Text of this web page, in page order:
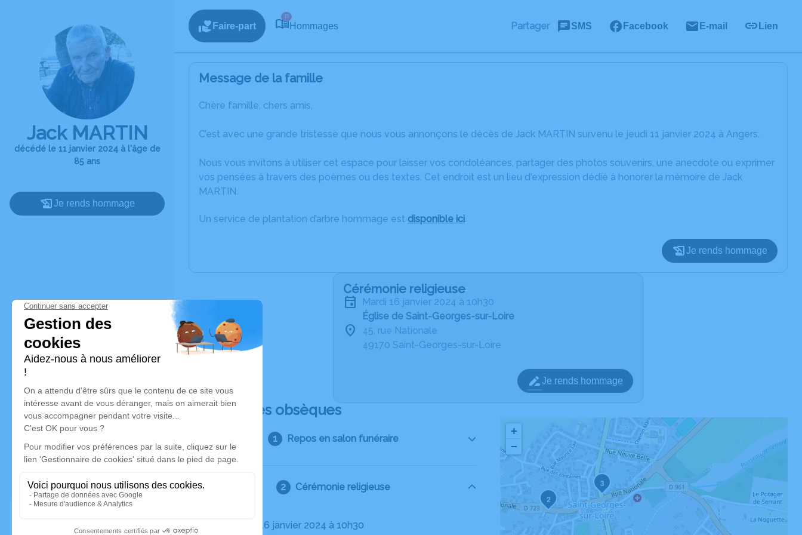
Jack MARTIN
décédé le 11 janvier 2024 à l'âge de
85 ans
Je rends hommage
Faire-part
15
Hommages Partager SMS Facebook E-mail Lien
Message de la famille
Chère famille, chers amis,
C’est avec une grande tristesse que nous vous annonçons le décès de Jack MARTIN survenu le jeudi 11 janvier 2024 à Angers.
Nous vous invitons à utiliser cet espace pour laisser vos condoléances, partager des photos souvenirs, une anecdote ou exprimer
vos pensées à travers des poèmes ou des textes. Cet endroit est un lieu d'expression dédié à honorer la mémoire de Jack
MARTIN.
Un service de plantation d’arbre hommage est disponible ici.
Je rends hommage
Cérémonie religieuse
mardi 16 janvier 2024 à 10h30
Église de Saint-Georges-sur-Loire
45, rue Nationale
49170 Saint-Georges-sur-Loire
Je rends hommage
Déroulé des obsèques
Repos en salon funéraire
Cérémonie religieuse
Le mardi 16 janvier 2024 à 10h30
2
3
+
−